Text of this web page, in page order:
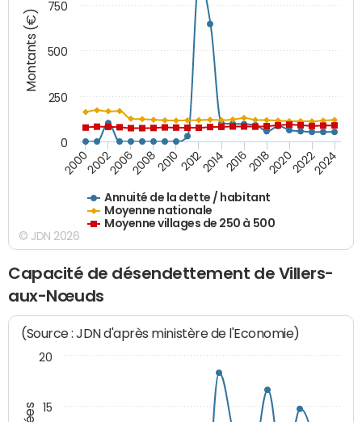
Montants (€)
Annuité de la dette / habitant
Moyenne nationale
Moyenne villages de 250 à 500
200020022006200820102012201420162018202020222024
0
250
500
750
© JDN 2026
Capacité de désendettement de Villers-
aux-Nœuds
(Source : JDN d'après ministère de l'Economie)
15
20